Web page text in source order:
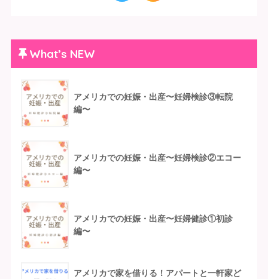
What’s NEW
アメリカでの妊娠・出産〜妊婦検診③転院
編〜
アメリカでの妊娠・出産〜妊婦検診②エコー
編〜
アメリカでの妊娠・出産〜妊婦健診①初診
編〜
アメリカで家を借りる！アパートと一軒家ど